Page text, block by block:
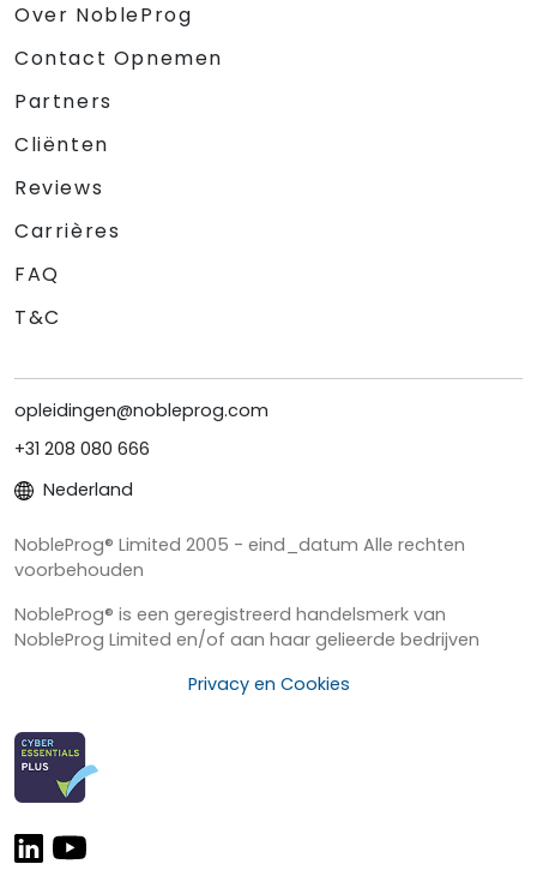
Over NobleProg
Contact Opnemen
Partners
Cliënten
Reviews
Carrières
FAQ
T&C
opleidingen@nobleprog.com
+31 208 080 666
Nederland
NobleProg® Limited 2005 - eind_datum Alle rechten
voorbehouden
NobleProg® is een geregistreerd handelsmerk van
NobleProg Limited en/of aan haar gelieerde bedrijven
Privacy en Cookies